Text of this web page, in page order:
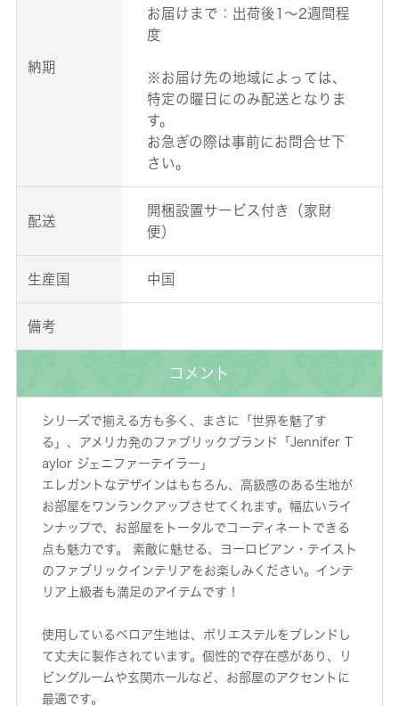
納期
お届けまで：出荷後1～2週間程
度
※お届け先の地域によっては、
特定の曜日にのみ配送となりま
す。
お急ぎの際は事前にお問合せ下
さい。
配送
開梱設置サービス付き（家財
便）
生産国 中国
備考
コメント
シリーズで揃える方も多く、まさに「世界を魅了す
る」、アメリカ発のファブリックブランド「Jennifer T
aylor ジェニファーテイラー」
エレガントなデザインはもちろん、高級感のある生地が
お部屋をワンランクアップさせてくれます。幅広いライ
ンナップで、お部屋をトータルでコーディネートできる
点も魅力です。 素敵に魅せる、ヨーロピアン・テイスト
のファブリックインテリアをお楽しみください。インテ
リア上級者も満足のアイテムです！
使用しているベロア生地は、ポリエステルをブレンドし
て丈夫に製作されています。個性的で存在感があり、リ
ビングルームや玄関ホールなど、お部屋のアクセントに
最適です。